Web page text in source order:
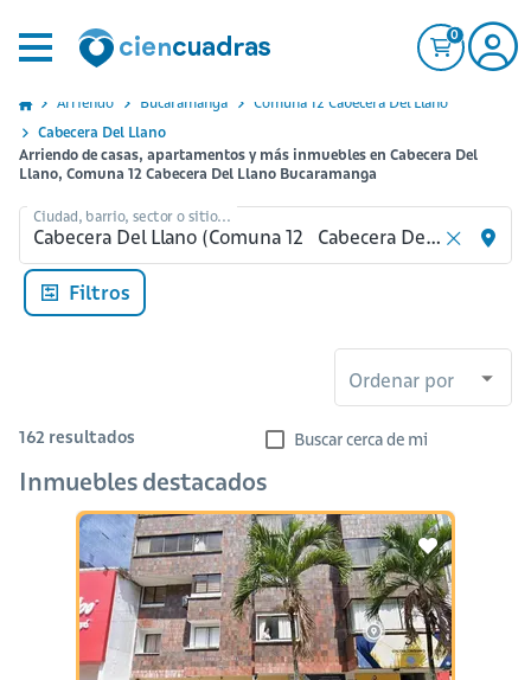
0
Arriendo Bucaramanga
Comuna 12 Cabecera Del Llano
Cabecera Del Llano
Arriendo de casas, apartamentos y más inmuebles en Cabecera Del
Llano, Comuna 12 Cabecera Del Llano Bucaramanga
Ciudad, barrio, sector o sitio...
Filtros
Ordenar por
162 resultados Buscar cerca de mi
Inmuebles destacados